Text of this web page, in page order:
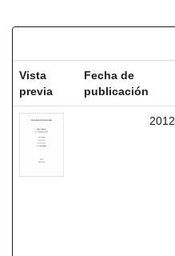
Vista
previa
Fecha de
publicación
2012